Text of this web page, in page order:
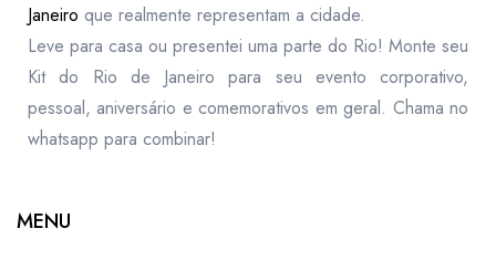
Janeiro que realmente representam a cidade.
Leve para casa ou presentei uma parte do Rio! Monte seu
Kit do Rio de Janeiro para seu evento corporativo,
pessoal, aniversário e comemorativos em geral. Chama no
whatsapp para combinar!
MENU